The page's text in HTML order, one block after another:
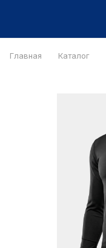
Главная Каталог